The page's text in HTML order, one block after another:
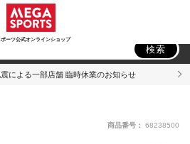
ポーツ公式オンラインショップ
ア
検索
による一部店舗 臨時休業のお知らせ
商品番号： 68238500